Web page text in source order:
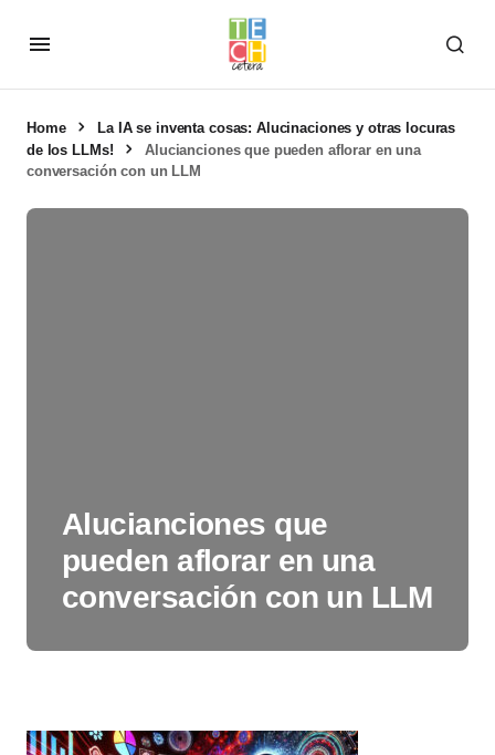
Home
La IA se inventa cosas: Alucinaciones y otras locuras
de los LLMs!
Alucianciones que pueden aflorar en una
conversación con un LLM
Alucianciones que
pueden aflorar en una
conversación con un LLM